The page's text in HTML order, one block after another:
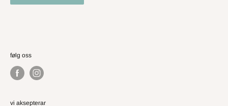
følg oss
vi aksepterar